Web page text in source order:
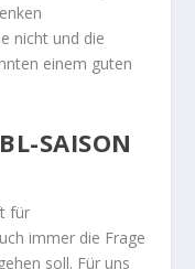
nicht und die
einem guten
SAISON
für
immer die Frage
soll. Für uns